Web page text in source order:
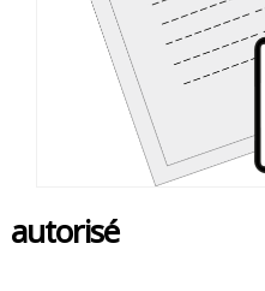
autorisé